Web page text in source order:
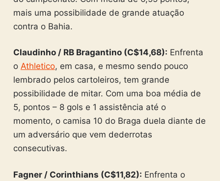
mais uma possibilidade de grande atuação
contra o Bahia.
Claudinho / RB Bragantino (C$14,68): Enfrenta
o Athletico, em casa, e mesmo sendo pouco
lembrado pelos cartoleiros, tem grande
possibilidade de mitar. Com uma boa média de
5, pontos – 8 gols e 1 assistência até o
momento, o camisa 10 do Braga duela diante de
um adversário que vem dederrotas
consecutivas.
Fagner / Corinthians (C$11,82): Enfrenta o